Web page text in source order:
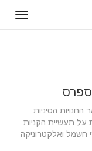
הסיניות
על תעשיית הקניות
חשמל ואלקטרוניקה